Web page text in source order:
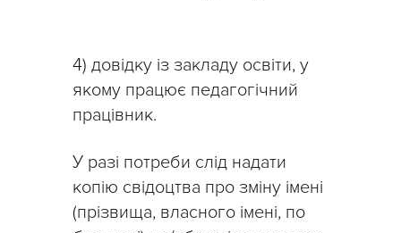
4) довідку із закладу освіти, у
якому працює педагогічний
працівник.
У разі потреби слід надати
копію свідоцтва про зміну імені
(прізвища, власного імені, по